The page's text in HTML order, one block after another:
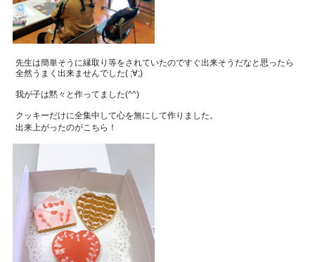
先生は簡単そうに縁取り等をされていたのですぐ出来そうだなと思ったら
全然うまく出来ませんでした( ;∀;)
我が子は黙々と作ってました(^^)
クッキーだけに全集中して心を無にして作りました。
出来上がったのがこちら！